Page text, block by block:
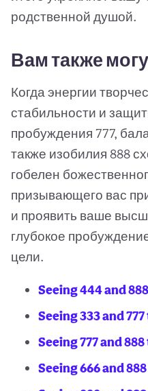
родственной душой.
Вам также
Когда энергии
стабильности и
пробуждения 777,
также изобилия 888
гобелен
призывающего вас
и проявить ваше
глубокое
цели.
Seeing 444 and
Seeing 333 and
Seeing 777 and
Seeing 666 and